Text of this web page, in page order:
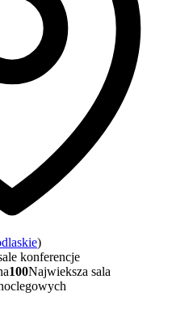
)
konferencje
100Najwieksza sala